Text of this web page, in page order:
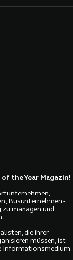
of the Year Magazin!
Busunternehmen -
zu managen und
die ihren
müssen, ist
Informationsmedium.